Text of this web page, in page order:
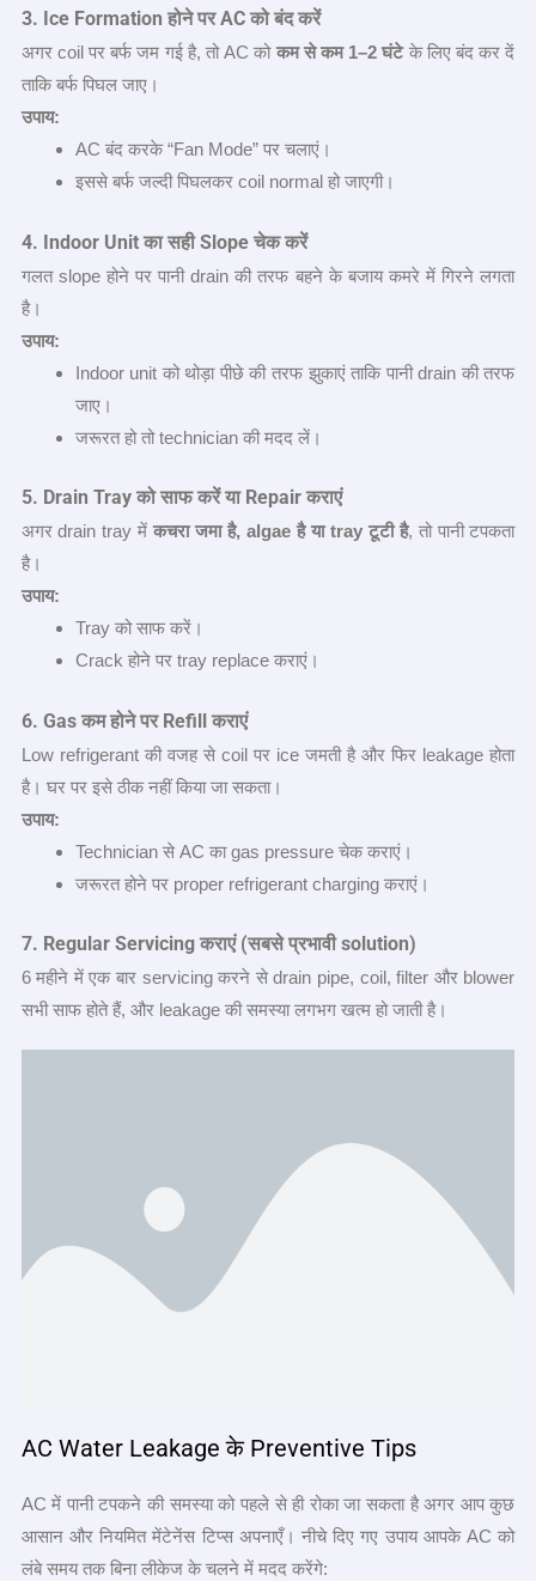
3. Ice Formation होने परAC को बंद करें
अगर coil पर बर्फ जम गई है, तो AC को कम से कम 1–2घंटेके लिए बंद कर दें
ताकि बर्फ पिघल जाए।
उपाय:
AC बंद करके “Fan Mode” पर चलाएं।
इससे बर्फ जल्दी पिघलकर coil normal हो जाएगी।
4. Indoor Unit का सहीSlope चेक करें
गलत slope होने पर पानी drain की तरफ बहने के बजाय कमरे में गिरने लगता
है।
उपाय:
Indoor unit को थोड़ा पीछे की तरफ झुकाएं ताकि पानी drain की तरफ
जाए।
जरूरत हो तो technician की मदद लें।
5. Drain Tray को साफ करें या Repair कराएं
अगर drain tray मेंकचरा जमा है, algae है या tray टूटी है, तो पानी टपकता
है।
उपाय:
Tray को साफ करें।
Crack होने पर tray replace कराएं।
6. Gas कम होने पर Refill कराएं
Low refrigerant की वजह से coil पर ice जमती है और फिर leakage होता
है। घर पर इसे ठीक नहीं किया जा सकता।
उपाय:
Technician से AC का gas pressure चेक कराएं।
जरूरत होने पर proper refrigerant charging कराएं।
7. Regular Servicing कराएं (सबसे प्रभावीsolution)
6 महीने में एक बार servicing करने से drain pipe, coil, filter और blower
सभी साफ होते हैं, और leakage की समस्या लगभग खत्म हो जाती है।
AC Water Leakage के Preventive Tips
AC में पानी टपकने की समस्या को पहले से ही रोका जा सकता है अगर आप कुछ
आसान और नियमित मेंटेनेंस टिप्स अपनाएँ। नीचे दिए गए उपाय आपके AC को
लंबे समय तक बिना लीकेज के चलने में मदद करेंगे: